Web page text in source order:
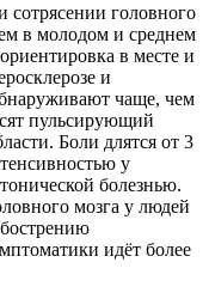
головного
в молодом и среднем
в месте и
и
чаще, чем
пульсирующий
Боли длятся от 3
у
болезнью.
мозга у людей
идёт более